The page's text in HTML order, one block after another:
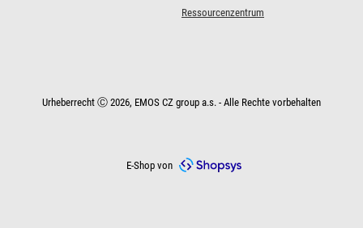
Ressourcenzentrum
Urheberrecht Ⓒ 2026, EMOS CZ group a.s. - Alle Rechte vorbehalten
E-Shop von